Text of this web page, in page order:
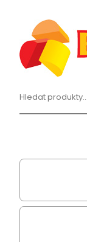
Hledat: